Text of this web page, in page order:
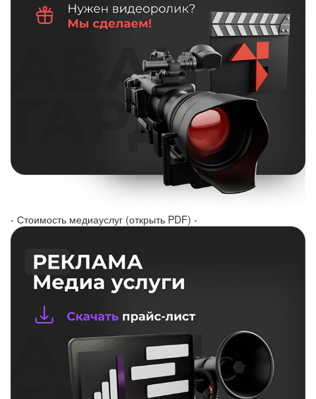
- Стоимость медиауслуг (открыть PDF) -